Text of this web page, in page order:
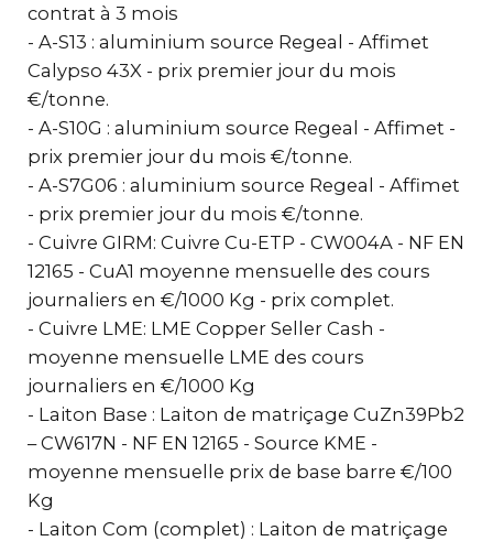
contrat à 3 mois
- A-S13 : aluminium source Regeal - Affimet
Calypso 43X - prix premier jour du mois
€/tonne.
- A-S10G : aluminium source Regeal - Affimet -
prix premier jour du mois €/tonne.
- A-S7G06 : aluminium source Regeal - Affimet
- prix premier jour du mois €/tonne.
- Cuivre GIRM: Cuivre Cu-ETP - CW004A - NF EN
12165 - CuA1 moyenne mensuelle des cours
journaliers en €/1000 Kg - prix complet.
- Cuivre LME: LME Copper Seller Cash -
moyenne mensuelle LME des cours
journaliers en €/1000 Kg
- Laiton Base : Laiton de matriçage CuZn39Pb2
– CW617N - NF EN 12165 - Source KME -
moyenne mensuelle prix de base barre €/100
Kg
- Laiton Com (complet) : Laiton de matriçage